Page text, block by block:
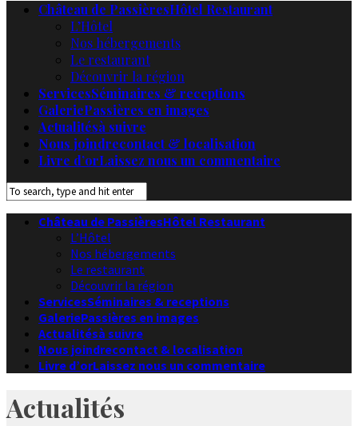
Château de PassièresHôtel Restaurant
L’Hôtel
Nos hébergements
Le restaurant
Découvrir la région
ServicesSéminaires & receptions
GaleriePassières en images
Actualitésà suivre
Nous joindrecontact & localisation
Livre d’orLaissez nous un commentaire
Château de PassièresHôtel Restaurant
L’Hôtel
Nos hébergements
Le restaurant
Découvrir la région
ServicesSéminaires & receptions
GaleriePassières en images
Actualitésà suivre
Nous joindrecontact & localisation
Livre d’orLaissez nous un commentaire
Actualités